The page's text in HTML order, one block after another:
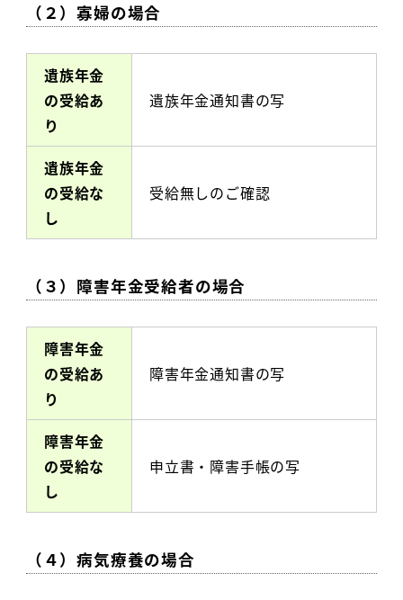
（２）寡婦の場合
遺族年金
の受給あ
り
遺族年金通知書の写
遺族年金
の受給な
し
受給無しのご確認
（３）障害年金受給者の場合
障害年金
の受給あ
り
障害年金通知書の写
障害年金
の受給な
し
申立書・障害手帳の写
（４）病気療養の場合